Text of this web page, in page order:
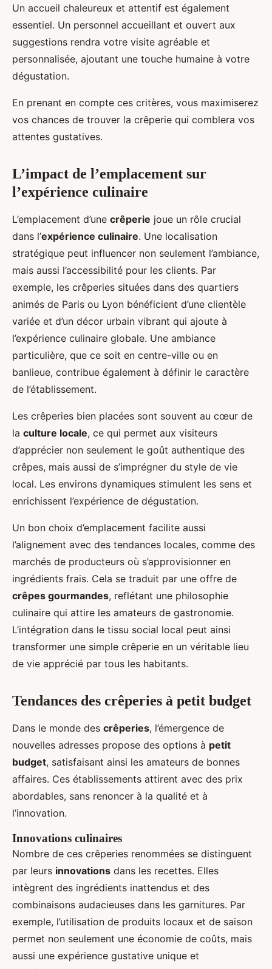
Un accueil chaleureux et attentif est également
essentiel. Un personnel accueillant et ouvert aux
suggestions rendra votre visite agréable et
personnalisée, ajoutant une touche humaine à votre
dégustation.
En prenant en compte ces critères, vous maximiserez
vos chances de trouver la crêperie qui comblera vos
attentes gustatives.
L’impact de l’emplacement sur
l’expérience culinaire
L’emplacement d’une crêperie joue un rôle crucial
dans l’expérience culinaire. Une localisation
stratégique peut influencer non seulement l’ambiance,
mais aussi l’accessibilité pour les clients. Par
exemple, les crêperies situées dans des quartiers
animés de Paris ou Lyon bénéficient d’une clientèle
variée et d’un décor urbain vibrant qui ajoute à
l’expérience culinaire globale. Une ambiance
particulière, que ce soit en centre-ville ou en
banlieue, contribue également à définir le caractère
de l’établissement.
Les crêperies bien placées sont souvent au cœur de
la culture locale, ce qui permet aux visiteurs
d’apprécier non seulement le goût authentique des
crêpes, mais aussi de s’imprégner du style de vie
local. Les environs dynamiques stimulent les sens et
enrichissent l’expérience de dégustation.
Un bon choix d’emplacement facilite aussi
l’alignement avec des tendances locales, comme des
marchés de producteurs où s’approvisionner en
ingrédients frais. Cela se traduit par une offre de
crêpes gourmandes, reflétant une philosophie
culinaire qui attire les amateurs de gastronomie.
L’intégration dans le tissu social local peut ainsi
transformer une simple crêperie en un véritable lieu
de vie apprécié par tous les habitants.
Tendances des crêperies à petit budget
Dans le monde des crêperies, l’émergence de
nouvelles adresses propose des options à petit
budget, satisfaisant ainsi les amateurs de bonnes
affaires. Ces établissements attirent avec des prix
abordables, sans renoncer à la qualité et à
l’innovation.
Innovations culinaires
Nombre de ces crêperies renommées se distinguent
par leurs innovations dans les recettes. Elles
intègrent des ingrédients inattendus et des
combinaisons audacieuses dans les garnitures. Par
exemple, l’utilisation de produits locaux et de saison
permet non seulement une économie de coûts, mais
aussi une expérience gustative unique et